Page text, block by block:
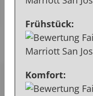
Frühstück:
Komfort: